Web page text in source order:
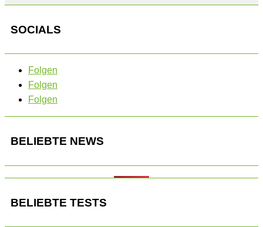
SOCIALS
Folgen
Folgen
Folgen
BELIEBTE NEWS
BELIEBTE TESTS